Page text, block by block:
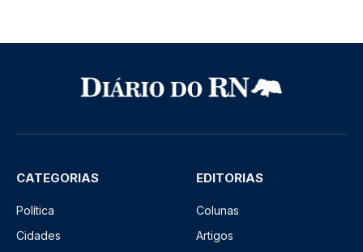
CATEGORIAS
Política
Cidades
EDITORIAS
Colunas
Artigos